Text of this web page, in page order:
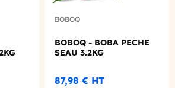
BOBOQ
BOBOQ - BOBA PECHE
SEAU 3.2KG
87,98 € HT